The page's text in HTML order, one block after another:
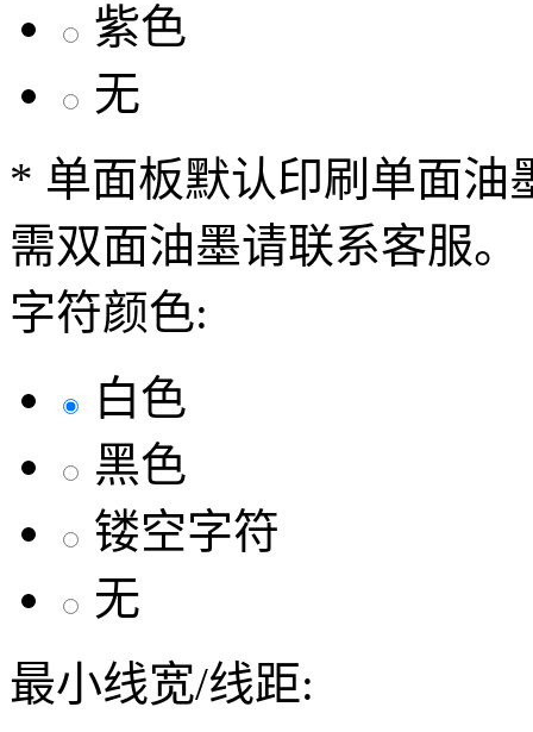
紫色
无
* 单面板默认印刷单面油
需双面油墨请联系客服。
字符颜色:
白色
黑色
镂空字符
无
最小线宽/线距: